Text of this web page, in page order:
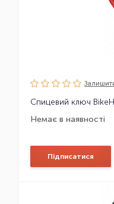
Спицевий ключ
Немає в наявності
Підписатися